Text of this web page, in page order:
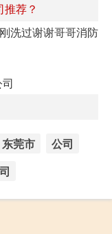
荐？
洗过谢谢哥哥消防
东莞市
公司